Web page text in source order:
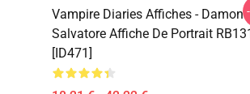
Vampire Diaries Affiches - Damon
Salvatore Affiche De Portrait
[ID471]